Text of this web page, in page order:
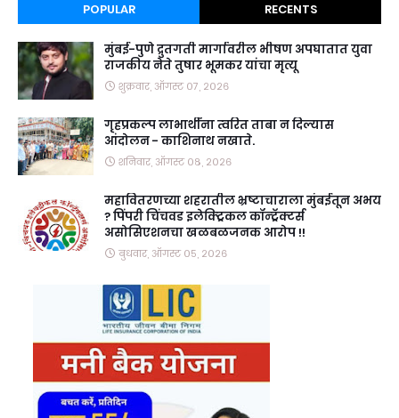
POPULAR RECENTS
मुंबई-पुणे द्रुतगती मार्गावरील भीषण अपघातात युवा
राजकीय नेते तुषार भूमकर यांचा मृत्यू
शुक्रवार, ऑगस्ट ०७, २०२६
गृहप्रकल्प लाभार्थींना त्वरित ताबा न दिल्यास
आंदोलन - काशिनाथ नखाते.
शनिवार, ऑगस्ट ०८, २०२६
महावितरणच्या शहरातील भ्रष्टाचाराला मुंबईतून अभय
? पिंपरी चिंचवड इलेक्ट्रिकल कॉन्ट्रॅक्टर्स
असोसिएशनचा खळबळजनक आरोप !!
बुधवार, ऑगस्ट ०५, २०२६